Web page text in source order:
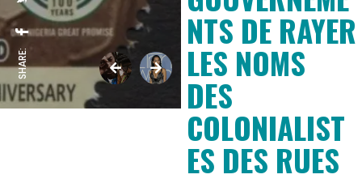
SHARE:
NTS DE RAYER
LES NOMS
DES
COLONIALIST
ES DES RUES